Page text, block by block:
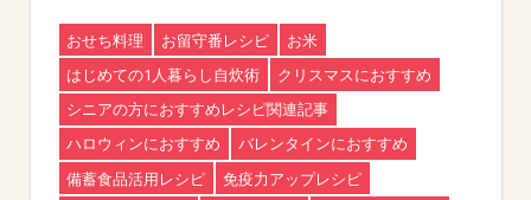
おせち料理 お留守番レシピ
お米
はじめての1人暮らし自炊術
クリスマスにおすすめ
シニアの方におすすめレシピ関連記事
ハロウィンにおすすめ
バレンタインにおすすめ
備蓄食品活用レシピ
免疫力アップレシピ